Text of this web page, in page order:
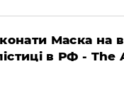
Маска на
в РФ -